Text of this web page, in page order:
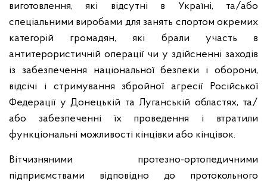
виготовлення, які відсутні в Україні, та/або
спеціальними виробами для занять спортом окремих
категорій громадян, які брали участь в
антитерористичній операції чи у здійсненні заходів
із забезпечення національної безпеки і оборони,
відсічі і стримування збройної агресії Російської
Федерації у Донецькій та Луганській областях, та/
або забезпеченні їх проведення і втратили
функціональні можливості кінцівки або кінцівок.
Вітчизняними протезно-ортопедичними
підприємствами відповідно до протокольного